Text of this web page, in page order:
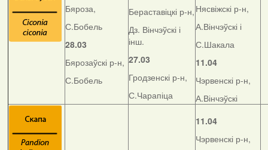
Бяроза,
С.Бобель
28.03
Бярозаўскі р-н,
С.Бобель
Бераставіцкі р-н,
Дз. Вінчэўскі і
інш.
27.03
Гродзенскі р-н,
С.Чарапіца
Нясвіжскі р-н,
А.Вінчэўскі і
С.Шакала
11.04
Чэрвенскі р-н,
А.Вінчэўскі
11.04
Чэрвенскі р-н,